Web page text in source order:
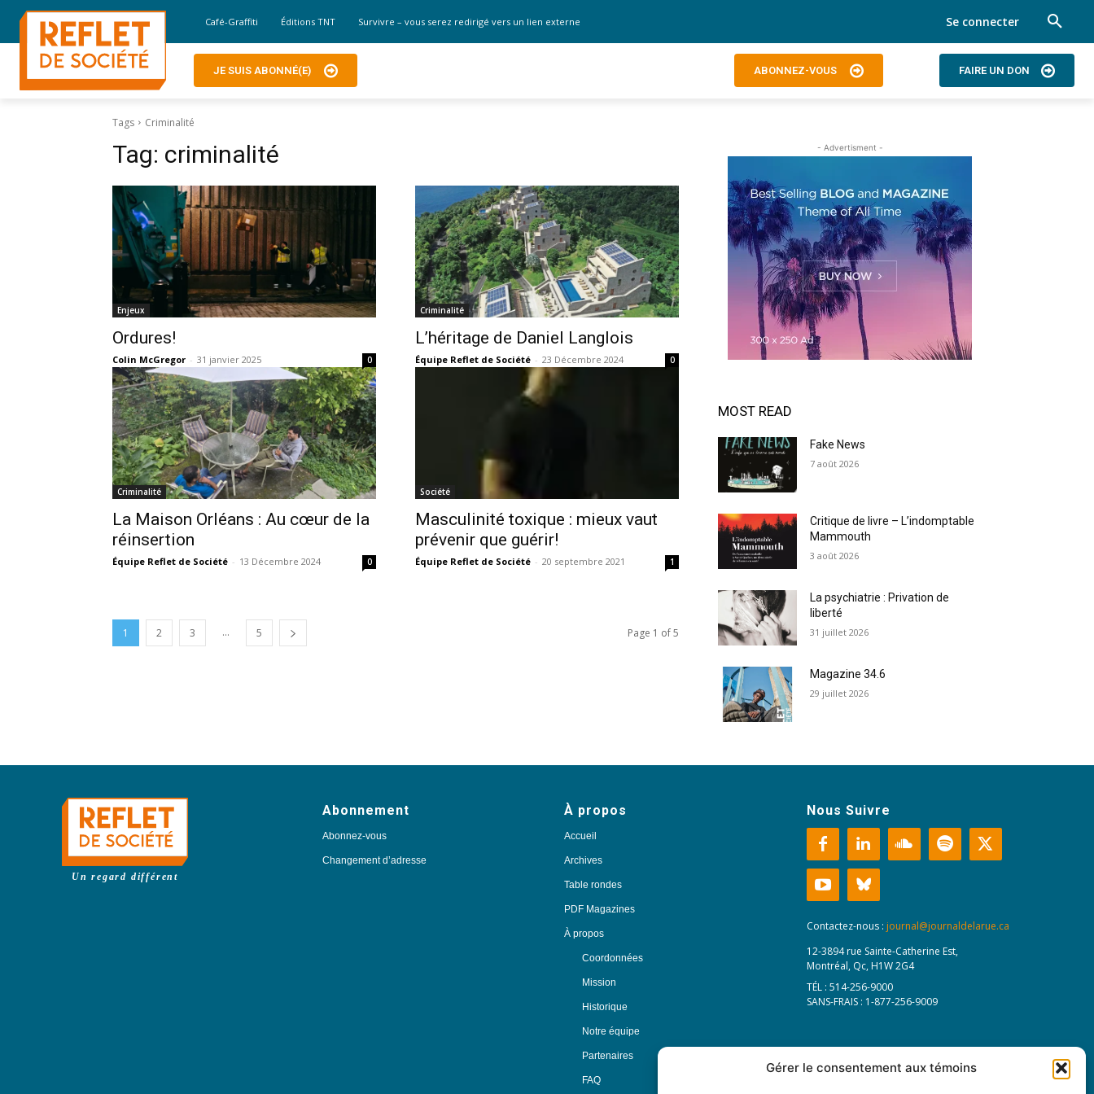
Gérer le consentement aux témoins
Café-Graffiti Éditions TNT Survivre – vous serez redirigé vers un lien externe Se connecter
JE SUIS ABONNÉ(E) ABONNEZ-VOUS FAIRE UN DON
Tags Criminalité
Tag: criminalité
Enjeux
Ordures!
Colin McGregor - 31 janvier 2025 0
Criminalité
L’héritage de Daniel Langlois
Équipe Reflet de Société - 23 Décembre 2024 0
Criminalité
La Maison Orléans : Au cœur de la
réinsertion
Équipe Reflet de Société - 13 Décembre 2024 0
Société
Masculinité toxique : mieux vaut
prévenir que guérir!
Équipe Reflet de Société - 20 septembre 2021 1
1 2 3 ... 5 Page 1 of 5
- Advertisment -
MOST READ
Fake News
7 août 2026
Critique de livre – L’indomptable
Mammouth
3 août 2026
La psychiatrie : Privation de
liberté
31 juillet 2026
Magazine 34.6
29 juillet 2026
Un regard différent
Abonnement
Abonnez-vous
Changement d’adresse
À propos
Accueil
Archives
Table rondes
PDF Magazines
À propos
Coordonnées
Mission
Historique
Notre équipe
Partenaires
FAQ
Nous Suivre
Contactez-nous : journal@journaldelarue.ca
12-3894 rue Sainte-Catherine Est,
Montréal, Qc, H1W 2G4
TÉL : 514-256-9000
SANS-FRAIS : 1-877-256-9009